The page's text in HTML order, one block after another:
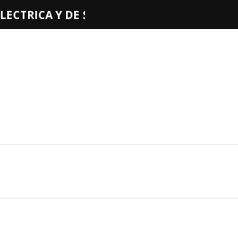
Y DE SERVICIOS PUBLICOS